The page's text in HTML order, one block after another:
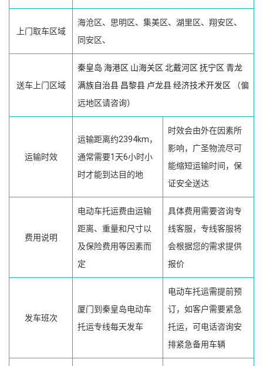
上门取车区域
海沧区、思明区、集美区、湖里区、翔安区、
同安区、
送车上门区域
秦皇岛 海港区 山海关区 北戴河区 抚宁区 青龙
满族自治县 昌黎县 卢龙县经济技术开发区 （偏
远地区请咨询）
运输时效
运输距离约2394km，
通常需要1天6小时小
时才能到达目的地
时效会由外在因素所
影响，广圣物流尽可
能缩短运输时间，保
证安全送达
费用说明
电动车托运费由运输
距离、重量和尺寸以
及保险费用等因素而
定
具体费用需要咨询专
线客服，专线客服将
会根据您的需求提供
报价
发车班次
厦门到秦皇岛电动车
托运专线每天发车
电动车托运需提前预
订，如客户需要紧急
托运，可电话咨询安
排紧急备用车辆